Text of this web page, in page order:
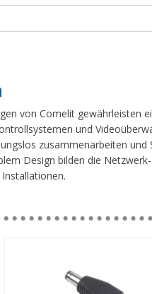
von Comelit gewährleisten
und
zusammenarbeiten
Design bilden die